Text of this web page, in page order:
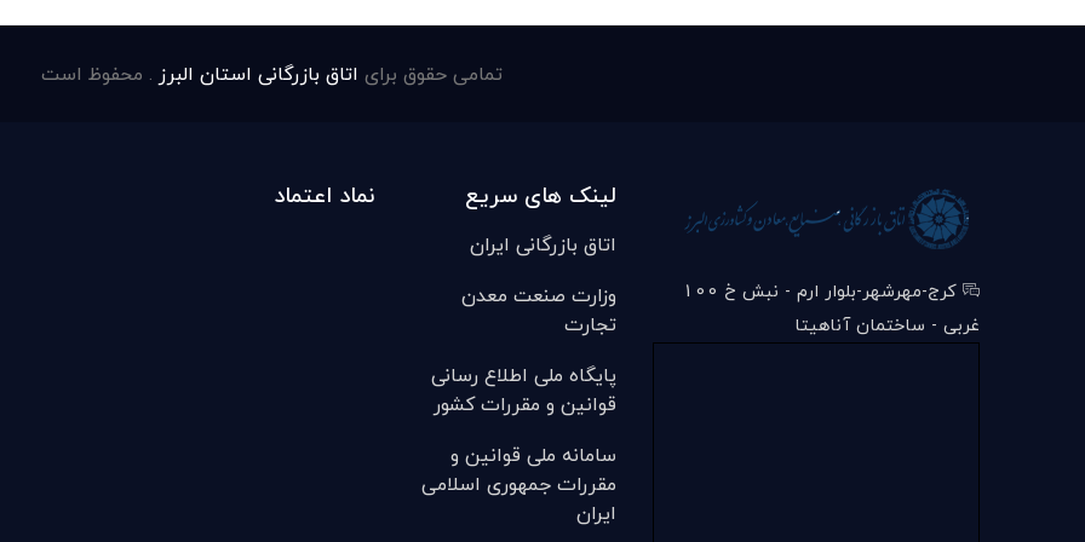
تمامی حقوق برای اتاق بازرگانی استان البرز . محفوظ است
کرج-مهرشهر-بلوار ارم - نبش خ 100
غربی - ساختمان آناهیتا
لینک های سریع
اتاق بازرگانی ایران
وزارت صنعت معدن
تجارت
پایگاه ملی اطلاع رسانی
قوانین و مقررات کشور
سامانه ملی قوانين و
مقررات جمهوری اسلامی
ایران
نماد اعتماد